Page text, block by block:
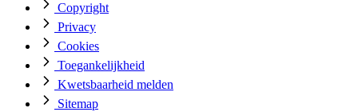
Copyright
Privacy
Cookies
Toegankelijkheid
Kwetsbaarheid melden
Sitemap